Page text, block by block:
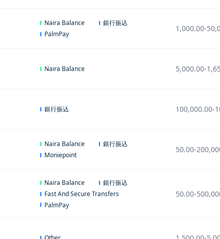
Naira Balance
銀行振込
PalmPay
1,000.00-
Naira Balance 5,000.00-
銀行振込 100,000.00-
Naira Balance
銀行振込
Moniepoint
50.00-
Naira Balance
銀行振込
Fast And Secure Transfers
PalmPay
50.00-